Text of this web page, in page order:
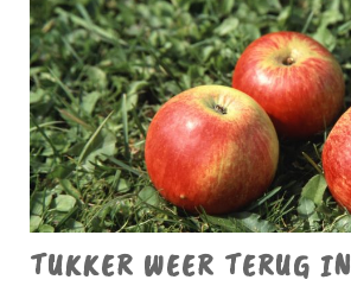
TUKKER WEER TERUG IN